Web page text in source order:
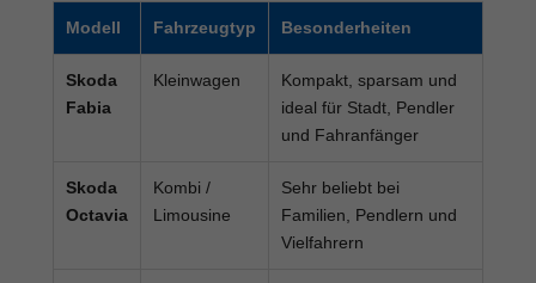
Modell Fahrzeugtyp Besonderheiten
Skoda
Fabia
Kleinwagen
Kompakt, sparsam und
ideal für Stadt, Pendler
und Fahranfänger
Skoda
Octavia
Kombi /
Limousine
Sehr beliebt bei
Familien, Pendlern und
Vielfahrern